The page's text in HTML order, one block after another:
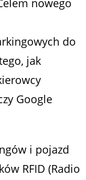
nowego
do
jak
Google
i pojazd
RFID (Radio